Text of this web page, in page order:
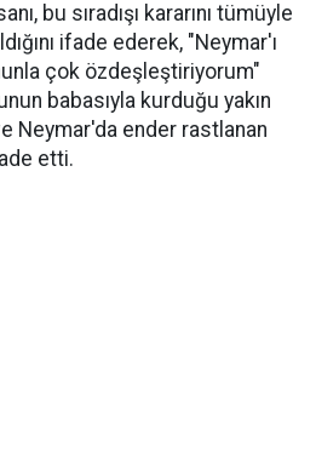
bu sıradışı kararını tümüyle
ifade ederek, "Neymar'ı
çok özdeşleştiriyorum"
babasıyla kurduğu yakın
Neymar'da ender rastlanan
etti.